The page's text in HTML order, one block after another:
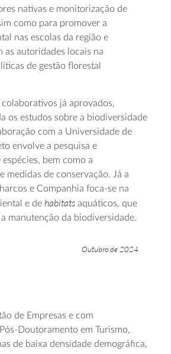
nativas e monitorização de
como para promover a
nas escolas da região e
as autoridades locais na
de gestão florestal
já aprovados,
os estudos sobre a biodiversidade
com a Universidade de
envolve a pesquisa e
bem como a
medidas de conservação. Já a
e Companhia foca-se na
e de habitats aquáticos, que
manutenção da biodiversidade.
Outubro de 2024
de Empresas e com
Doutoramento em Turismo,
de baixa densidade demográfica,